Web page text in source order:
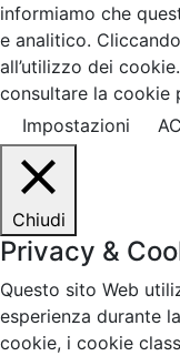
informiamo che
e analitico.
all’utilizzo dei
consultare la cookie
Impostazioni
Chiudi
Privacy &
Questo sito Web
esperienza durante
cookie, i cookie